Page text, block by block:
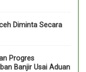
Diminta Secara
Progres
Banjir Usai Aduan